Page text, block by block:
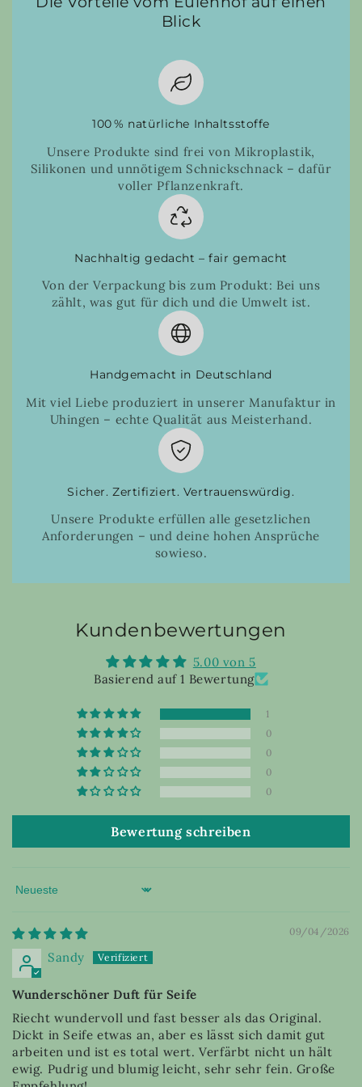
Blick
100 % natürliche Inhaltsstoffe
Unsere Produkte sind frei von Mikroplastik,
Silikonen und unnötigem Schnickschnack – dafür
voller Pflanzenkraft.
Nachhaltig gedacht – fair gemacht
Von der Verpackung bis zum Produkt: Bei uns
zählt, was gut für dich und die Umwelt ist.
Handgemacht in Deutschland
Mit viel Liebe produziert in unserer Manufaktur in
Uhingen – echte Qualität aus Meisterhand.
Sicher. Zertifiziert. Vertrauenswürdig.
Unsere Produkte erfüllen alle gesetzlichen
Anforderungen – und deine hohen Ansprüche
sowieso.
Kundenbewertungen
5.00 von 5
Basierend auf 1 Bewertung
1
0
0
0
0
Bewertung schreiben
Sort by
09/04/2026
Sandy
Wunderschöner Duft für Seife
Riecht wundervoll und fast besser als das Original.
Dickt in Seife etwas an, aber es lässt sich damit gut
arbeiten und ist es total wert. Verfärbt nicht un hält
ewig. Pudrig und blumig leicht, sehr sehr fein. Große